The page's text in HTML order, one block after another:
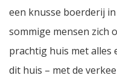
een knusse boerderij
sommige mensen zich
prachtig huis met alles
dit huis – met de